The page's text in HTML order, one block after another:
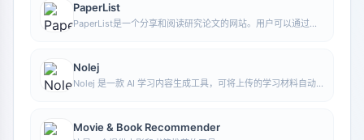
PaperList
PaperList是一个分享和阅读研究论文的网站。用户可以通过注
Nolej
Nolej 是一款 AI 学习内容生成工具，可将上传的学习材料自动
Movie & Book Recommender